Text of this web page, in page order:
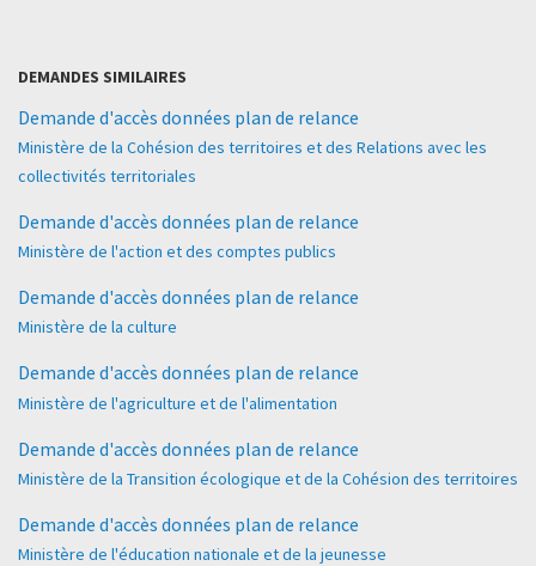
DEMANDES SIMILAIRES
Demande d'accès données plan de relance
Ministère de la Cohésion des territoires et des Relations avec les
collectivités territoriales
Demande d'accès données plan de relance
Ministère de l'action et des comptes publics
Demande d'accès données plan de relance
Ministère de la culture
Demande d'accès données plan de relance
Ministère de l'agriculture et de l'alimentation
Demande d'accès données plan de relance
Ministère de la Transition écologique et de la Cohésion des territoires
Demande d'accès données plan de relance
Ministère de l'éducation nationale et de la jeunesse